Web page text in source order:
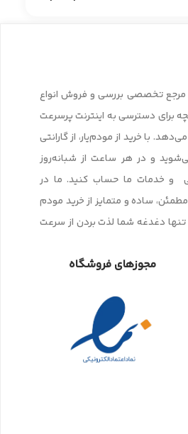
مرجع تخصصی بررسی و فروش انواع
برای دسترسی به اینترنت پرسرعت
با خرید از مودم‌یار، از گارانتی
می‌شوید و در هر ساعت از شبانه‌روز
و خدمات ما حساب کنید. ما در
ساده و متمایز از خرید مودم
تنها دغدغه شما لذت بردن از سرعت
مجوزهای فروشگاه